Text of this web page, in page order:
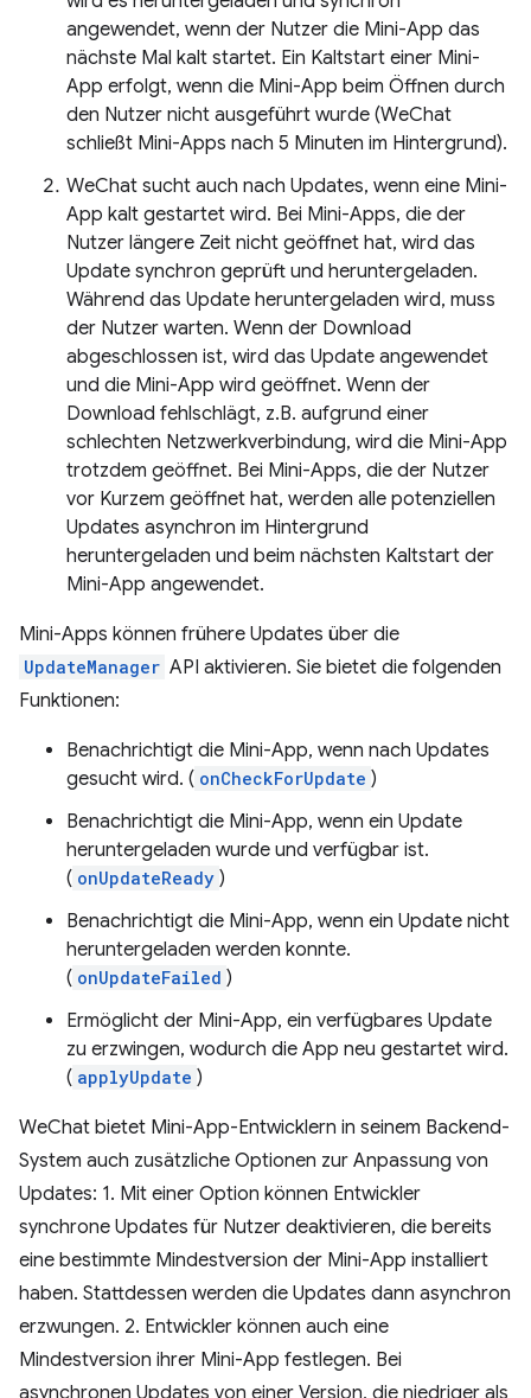
angewendet, wenn der Nutzer die Mini-App das
nächste Mal kalt startet. Ein Kaltstart einer Mini-
App erfolgt, wenn die Mini-App beim Öffnen durch
den Nutzer nicht ausgeführt wurde (WeChat
schließt Mini-Apps nach 5 Minuten im Hintergrund).
WeChat sucht auch nach Updates, wenn eine Mini-
App kalt gestartet wird. Bei Mini-Apps, die der
Nutzer längere Zeit nicht geöffnet hat, wird das
Update synchron geprüft und heruntergeladen.
Während das Update heruntergeladen wird, muss
der Nutzer warten. Wenn der Download
abgeschlossen ist, wird das Update angewendet
und die Mini-App wird geöffnet. Wenn der
Download fehlschlägt, z.B. aufgrund einer
schlechten Netzwerkverbindung, wird die Mini-App
trotzdem geöffnet. Bei Mini-Apps, die der Nutzer
vor Kurzem geöffnet hat, werden alle potenziellen
Updates asynchron im Hintergrund
heruntergeladen und beim nächsten Kaltstart der
Mini-App angewendet.
Mini-Apps können frühere Updates über die
UpdateManager API aktivieren. Sie bietet die folgenden
Funktionen:
Benachrichtigt die Mini-App, wenn nach Updates
gesucht wird. ( onCheckForUpdate )
Benachrichtigt die Mini-App, wenn ein Update
heruntergeladen wurde und verfügbar ist.
( onUpdateReady )
Benachrichtigt die Mini-App, wenn ein Update nicht
heruntergeladen werden konnte.
( onUpdateFailed )
Ermöglicht der Mini-App, ein verfügbares Update
zu erzwingen, wodurch die App neu gestartet wird.
( applyUpdate )
WeChat bietet Mini-App-Entwicklern in seinem Backend-
System auch zusätzliche Optionen zur Anpassung von
Updates: 1. Mit einer Option können Entwickler
synchrone Updates für Nutzer deaktivieren, die bereits
eine bestimmte Mindestversion der Mini-App installiert
haben. Stattdessen werden die Updates dann asynchron
erzwungen. 2. Entwickler können auch eine
Mindestversion ihrer Mini-App festlegen. Bei